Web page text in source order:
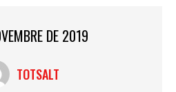
DE 2019
TOTSALT